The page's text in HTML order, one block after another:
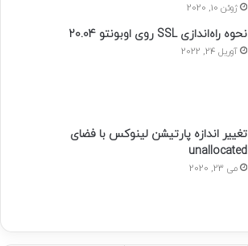
ژوئن 10, 2020
نحوه راه‌اندازی SSL روی اوبونتو 20.04
آوریل 24, 2022
تغییر اندازه پارتیشن لینوکس با فضای
unallocated
می 23, 2020